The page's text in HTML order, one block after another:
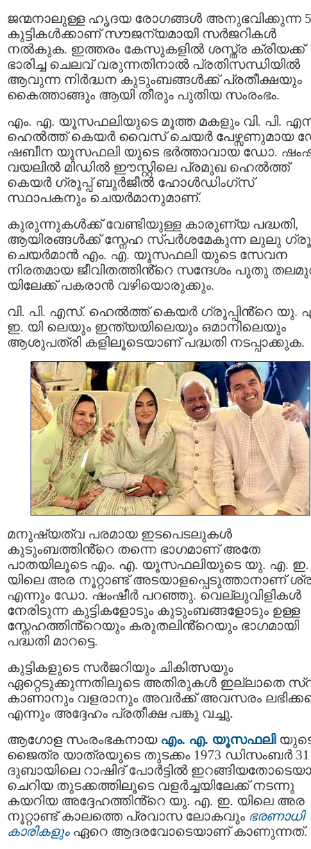
ജന്മനാലുള്ള ഹൃദയ രോഗങ്ങൾ അനുഭവിക്കുന്ന
കുട്ടികൾക്കാണ് സൗജന്യമായി സർജറികൾ
നൽകുക. ഇത്തരം കേസുകളിൽ ശസ്ത്ര ക്രിയക്ക്
ഭാരിച്ച ചെലവ് വരുന്നതിനാൽ പ്രതിസന്ധിയിൽ
ആവുന്ന നിർദ്ധന കുടുംബങ്ങൾക്ക് പ്രതീക്ഷയും
കൈത്താങ്ങും ആയി തീരും പുതിയ സംരംഭം.
എം. എ. യൂസഫലിയുടെ മൂത്ത മകളും വി. പി.
ഹെൽത്ത് കെയർ വൈസ് ചെയർ പേഴ്സണുമായ
ഷബീന യൂസഫലി യുടെ ഭർത്താവായ ഡോ.
വയലിൽ മിഡിൽ ഈസ്റ്റിലെ പ്രമുഖ ഹെൽത്ത്
കെയർ ഗ്രൂപ്പ് ബുർജീൽ ഹോൾഡിംഗ്‌സ്
സ്ഥാപകനും ചെയർമാനുമാണ്.
കുരുന്നുകൾക്ക് വേണ്ടിയുള്ള കാരുണ്യ പദ്ധതി,
ആയിരങ്ങൾക്ക് സ്നേഹ സ്പർശമേകുന്ന ലുലു
ചെയർമാൻ എം. എ. യൂസഫലി യുടെ സേവന
നിരതമായ ജീവിതത്തിൻ്റെ സന്ദേശം പുതു
യിലേക്ക് പകരാൻ വഴിയൊരുക്കും.
വി. പി. എസ്. ഹെൽത്ത് കെയർ ഗ്രൂപ്പിൻ്റെ യു.
ഇ. യി ലെയും ഇന്ത്യയിലെയും ഒമാനിലെയും
ആശുപത്രി കളിലൂടെയാണ് പദ്ധതി നടപ്പാക്കുക.
മനുഷ്യത്വ പരമായ ഇടപെടലുകൾ
കുടുംബത്തിൻ്റെ തന്നെ ഭാഗമാണ് അതേ
പാതയിലൂടെ എം. എ. യൂസഫലിയുടെ യു. എ. ഇ.
യിലെ അര നൂറ്റാണ്ട് അടയാളപ്പെടുത്താനാണ്
എന്നും ഡോ. ഷംഷീർ പറഞ്ഞു. വെല്ലുവിളികൾ
നേരിടുന്ന കുട്ടികളോടും കുടുംബങ്ങളോടും ഉള്ള
സ്നേഹത്തിൻ്റെയും കരുതലിൻ്റെയും ഭാഗമായി
പദ്ധതി മാറട്ടെ.
കുട്ടികളുടെ സർജറിയും ചികിത്സയും
ഏറ്റെടുക്കുന്നതിലൂടെ അതിരുകൾ ഇല്ലാതെ
കാണാനും വളരാനും അവർക്ക് അവസരം
എന്നും അദ്ദേഹം പ്രതീക്ഷ പങ്കു വച്ചു.
ആഗോള സംരംഭകനായ എം. എ. യൂസഫലി
ജൈത്ര യാത്രയുടെ തുടക്കം 1973 ഡിസംബർ
ദുബായിലെ റാഷിദ് പോർട്ടിൽ
ചെറിയ തുടക്കത്തിലൂടെ വളർച്ചയിലേക്ക് നടന്നു
കയറിയ അദ്ദേഹത്തിൻ്റെ യു. എ. ഇ. യിലെ അര
നൂറ്റാണ്ട് കാലത്തെ പ്രവാസ ലോകവും ഭരണാധി
കാരികളുംഏറെ ആദരവോടെയാണ് കാണുന്നത്.